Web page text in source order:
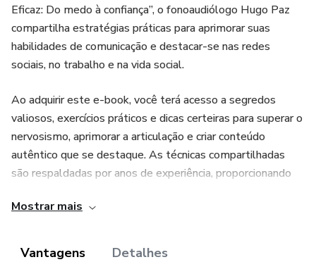
Eficaz: Do medo à confiança”, o fonoaudiólogo Hugo Paz
compartilha estratégias práticas para aprimorar suas
habilidades de comunicação e destacar-se nas redes
sociais, no trabalho e na vida social.
Ao adquirir este e-book, você terá acesso a segredos
valiosos, exercícios práticos e dicas certeiras para superar o
nervosismo, aprimorar a articulação e criar conteúdo
autêntico que se destaque. As técnicas compartilhadas
são respaldadas por anos de experiência, proporcionando
narrativa e impactar positivamente suas interações.
Mostrar mais
Vantagens Detalhes